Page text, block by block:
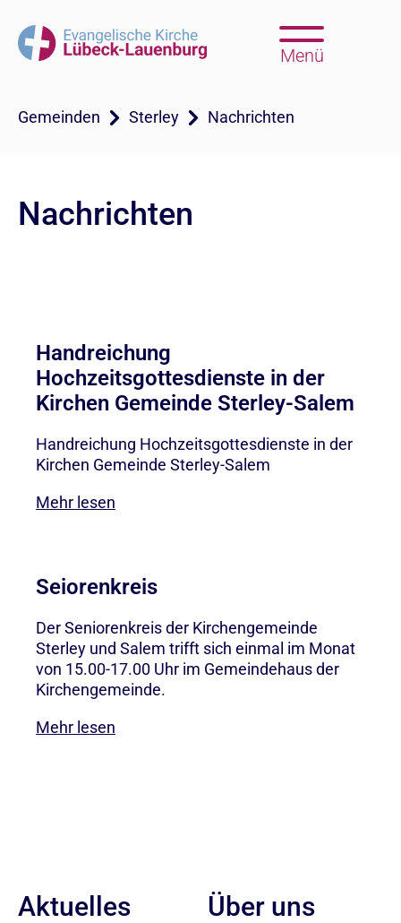
Menü
Gemeinden Sterley Nachrichten
Nachrichten
Handreichung
Hochzeitsgottesdienste in der
Kirchen Gemeinde Sterley-Salem
Handreichung Hochzeitsgottesdienste in der
Kirchen Gemeinde Sterley-Salem
Mehr lesen
Seiorenkreis
Der Seniorenkreis der Kirchengemeinde
Sterley und Salem trifft sich einmal im Monat
von 15.00-17.00 Uhr im Gemeindehaus der
Kirchengemeinde.
Mehr lesen
Aktuelles Über uns